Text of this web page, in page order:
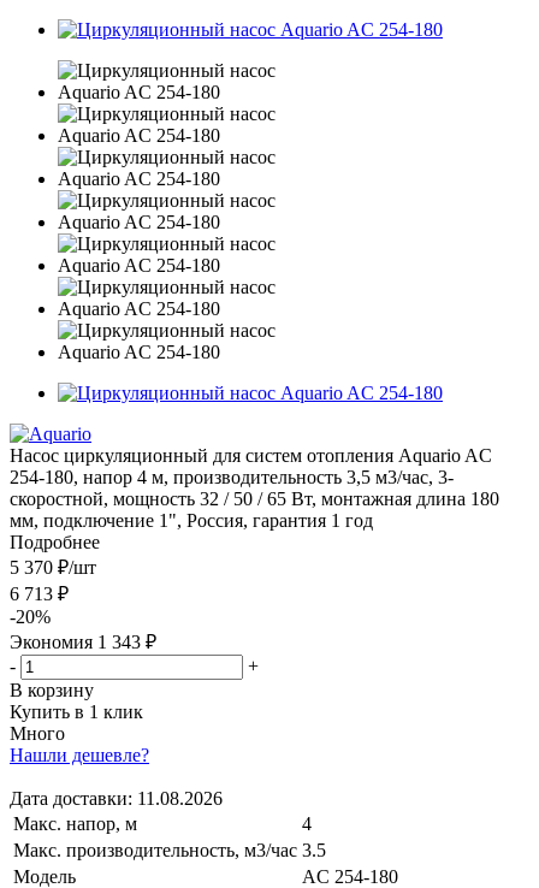
Насос циркуляционный для систем отопления Aquario AC
254-180, напор 4 м, производительность 3,5 м3/час, 3-
скоростной, мощность 32 / 50 / 65 Вт, монтажная длина 180
мм, подключение 1", Россия, гарантия 1 год
Подробнее
5 370 ₽/шт
6 713 ₽
-20%
Экономия 1 343 ₽
-
+
В корзину
Купить в 1 клик
Много
Нашли дешевле?
Дата доставки: 11.08.2026
Макс. напор, м
4
Макс. производительность, м3/час 3.5
Модель
AC 254-180